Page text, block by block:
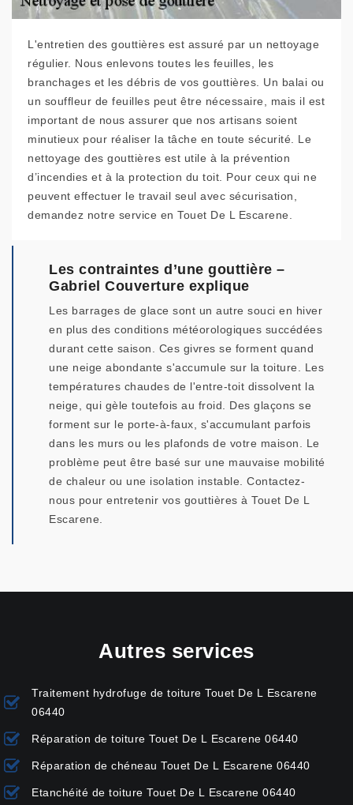
L'entretien des gouttières est assuré par un nettoyage
régulier. Nous enlevons toutes les feuilles, les
branchages et les débris de vos gouttières. Un balai ou
un souffleur de feuilles peut être nécessaire, mais il est
important de nous assurer que nos artisans soient
minutieux pour réaliser la tâche en toute sécurité. Le
nettoyage des gouttières est utile à la prévention
d’incendies et à la protection du toit. Pour ceux qui ne
peuvent effectuer le travail seul avec sécurisation,
demandez notre service en Touet De L Escarene.
Les contraintes d’une gouttière –
Gabriel Couverture explique
Les barrages de glace sont un autre souci en hiver
en plus des conditions météorologiques succédées
durant cette saison. Ces givres se forment quand
une neige abondante s'accumule sur la toiture. Les
températures chaudes de l'entre-toit dissolvent la
neige, qui gèle toutefois au froid. Des glaçons se
forment sur le porte-à-faux, s'accumulant parfois
dans les murs ou les plafonds de votre maison. Le
problème peut être basé sur une mauvaise mobilité
de chaleur ou une isolation instable. Contactez-
nous pour entretenir vos gouttières à Touet De L
Escarene.
Autres services
Traitement hydrofuge de toiture Touet De L Escarene
06440
Réparation de toiture Touet De L Escarene 06440
Réparation de chéneau Touet De L Escarene 06440
Etanchéité de toiture Touet De L Escarene 06440